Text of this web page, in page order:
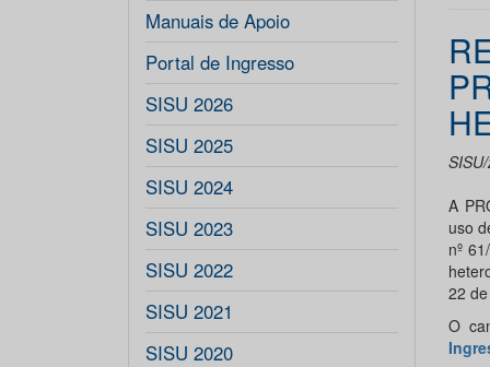
Manuais de Apoio
Portal de Ingresso
SISU 2026
SISU 2025
SISU 2024
SISU 2023
SISU 2022
SISU 2021
SISU 2020
A
uso
nº
22
O